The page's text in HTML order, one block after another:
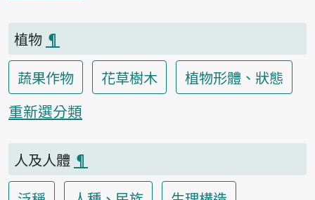
植物 ¶
蔬果作物
花草樹木
植物形體、狀態
重新選分類
人及人體 ¶